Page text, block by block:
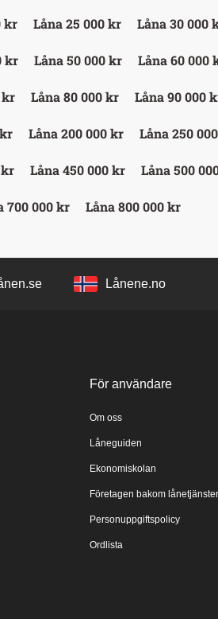
kr Låna 25 000 kr Låna 30 000
kr Låna 50 000 kr Låna 60 000
kr Låna 80 000 kr Låna 90 000
Låna 200 000 kr Låna 250
kr Låna 450 000 kr Låna 500
700 000 kr Låna 800 000 kr
Lånene.no
För användare
Om oss
Låneguiden
Ekonomiskolan
Företagen bakom
Personuppgiftspolicy
Ordlista